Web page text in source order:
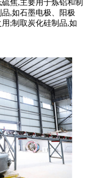
焦,主要用于炼铝和制
,如石墨电极、阳极
;制取炭化硅制品,如